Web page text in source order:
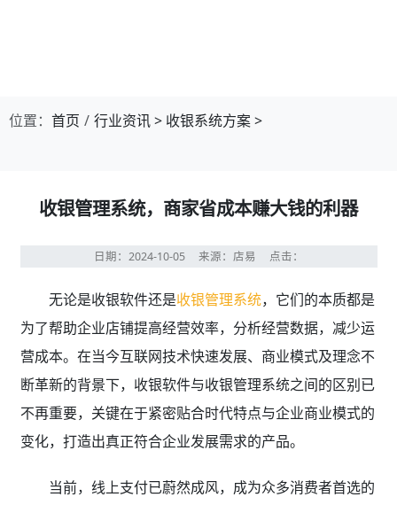
位置： 首页 行业资讯> 收银系统方案>
收银管理系统，商家省成本赚大钱的利器
日期：2024-10-05 来源：店易 点击：
无论是收银软件还是收银管理系统，它们的本质都是
为了帮助企业店铺提高经营效率，分析经营数据，减少运
营成本。在当今互联网技术快速发展、商业模式及理念不
断革新的背景下，收银软件与收银管理系统之间的区别已
不再重要，关键在于紧密贴合时代特点与企业商业模式的
变化，打造出真正符合企业发展需求的产品。
当前，线上支付已蔚然成风，成为众多消费者首选的